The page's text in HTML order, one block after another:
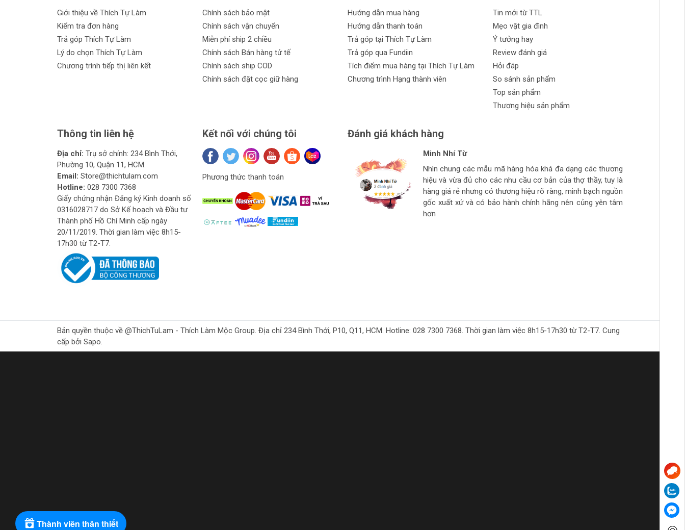
Giới thiệu về Thích Tự Làm
Kiểm tra đơn hàng
Trả góp Thích Tự Làm
Lý do chọn Thích Tự Làm
Chương trình tiếp thị liên kết
Chính sách bảo mật
Chính sách vận chuyển
Miễn phí ship 2 chiều
Chính sách Bán hàng tử tế
Chính sách ship COD
Chính sách đặt cọc giữ hàng
Hướng dẫn mua hàng
Hướng dẫn thanh toán
Trả góp tại Thích Tự Làm
Trả góp qua Fundiin
Tích điểm mua hàng tại Thích Tự Làm
Chương trình Hạng thành viên
Tin mới từ TTL
Mẹo vặt gia đình
Ý tưởng hay
Review đánh giá
Hỏi đáp
So sánh sản phẩm
Top sản phẩm
Thương hiệu sản phẩm
Thông tin liên hệ
Địa chỉ: Trụ sở chính: 234 Bình Thới,
Phường 10, Quận 11, HCM.
Email: Store@thichtulam.com
Hotline: 028 7300 7368
Giấy chứng nhận Đăng ký Kinh doanh số
0316028717 do Sở Kế hoạch và Đầu tư
Thành phố Hồ Chí Minh cấp ngày
20/11/2019. Thời gian làm việc 8h15-
17h30 từ T2-T7.
Kết nối với chúng tôi
Phương thức thanh toán
Đánh giá khách hàng
Đinh Xuân Phong
Hàng ở thích tự làm hàng chất lượng giá sinh viên, thich hợp
cho thợ thầy đi làm hằng ngày.. còn cao cấp ghé>>>>>>>>
strore làm mộc >>>>>>>>
Minh Nhí Từ
Nhìn chung các mẫu mã hàng hóa khá đa dạng các thương
hiệu và vừa đủ cho các nhu cầu cơ bản của thợ thầy, tuy là
hàng giá rẻ nhưng có thương hiệu rõ ràng, minh bạch nguồn
gốc xuất xứ và có bảo hành chính hãng nên củng yên tâm
hơn
Hiệu Nguyễn
Ngon bổ rẻ
tuan anh tran huynh
Giá mềm vừa túi tiền, số lượng hàng ít, thường phải đợi đặt
hàng
Bản quyền thuộc về @ThichTuLam - Thích Làm Mộc Group. Địa chỉ 234 Bình Thới, P10, Q11, HCM. Hotline: 028 7300 7368. Thời gian làm việc 8h15-17h30 từ T2-T7. Cung
cấp bởi Sapo.
Thành viên thân thiết